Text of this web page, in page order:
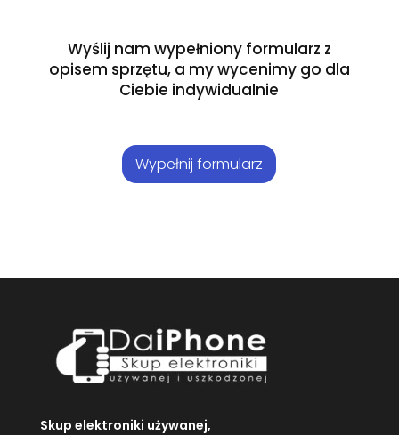
Wyślij nam wypełniony formularz z
opisem sprzętu, a my wycenimy go dla
Ciebie indywidualnie
Wypełnij formularz
Skup elektroniki używanej,